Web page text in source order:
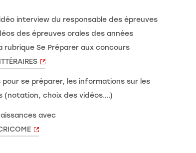
interview du responsable des épreuves
des épreuves orales des années
rubrique Se Préparer aux concours
pour se préparer, les informations sur les
(notation, choix des vidéos….)
avec